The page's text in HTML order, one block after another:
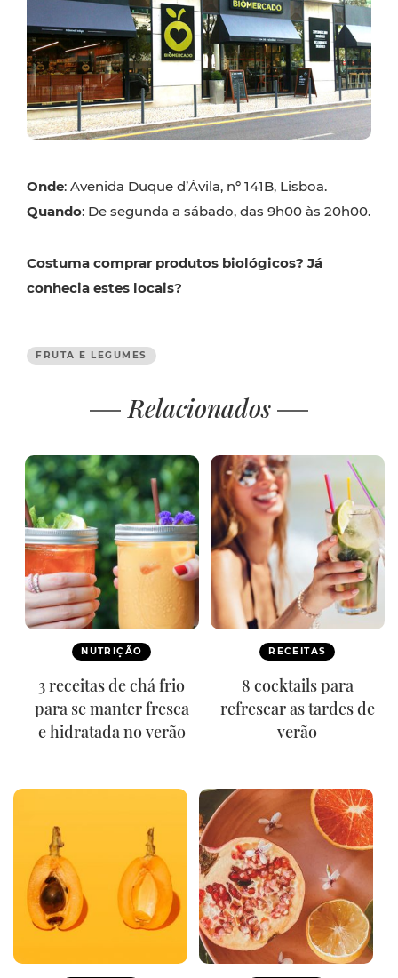
Onde: Avenida Duque d’Ávila, nº 141B, Lisboa.
Quando: De segunda a sábado, das 9h00 às 20h00.
Costuma comprar produtos biológicos? Já
conhecia estes locais?
FRUTA E LEGUMES
Relacionados
NUTRIÇÃO
3 receitas de chá frio
para se manter fresca
e hidratada no verão
RECEITAS
8 cocktails para
refrescar as tardes de
verão